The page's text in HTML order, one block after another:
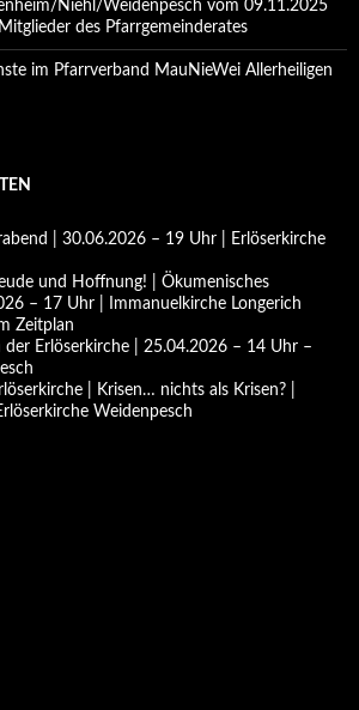
Niehl/Weidenpesch vom 09.11.2025
des Pfarrgemeinderates
im Pfarrverband MauNieWei Allerheiligen
| 30.06.2026 – 19 Uhr | Erlöserkirche
und Hoffnung! | Ökumenisches
– 17 Uhr | Immanuelkirche Longerich
Zeitplan
der Erlöserkirche | 25.04.2026 – 14 Uhr –
| Krisen… nichts als Krisen? |
Weidenpesch